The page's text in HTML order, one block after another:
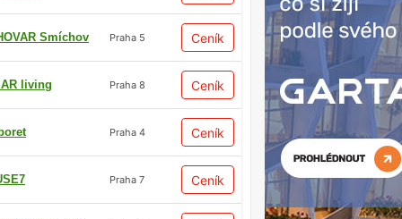
Smíchov Praha 5 Ceník
living Praha 8 Ceník
Praha 4 Ceník
Praha 7 Ceník